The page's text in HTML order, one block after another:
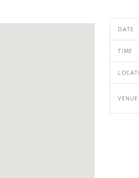
DATE
TIME
VENUE